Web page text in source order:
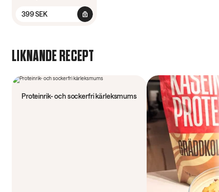
399 SEK
LIKNANDE RECEPT
Proteinrik- och sockerfri kärleksmums